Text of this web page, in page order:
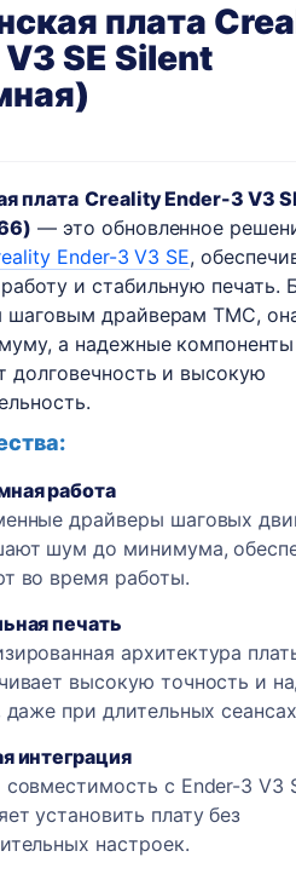
плата
SE Silent
плата Creality Ender-3 V3
— это обновленное
Ender-3 V3 SE,
и стабильную печать.
шаговым драйверам TMC,
а надежные компоненты
долговечность и высокую
работа
драйверы шаговых
шум до минимума,
во время работы.
печать
архитектура
высокую точность и
даже при длительных
интеграция
с Ender-3 V3
установить плату без
настроек.